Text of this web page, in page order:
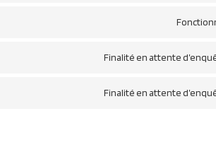
Finalité en attente
Finalité en attente